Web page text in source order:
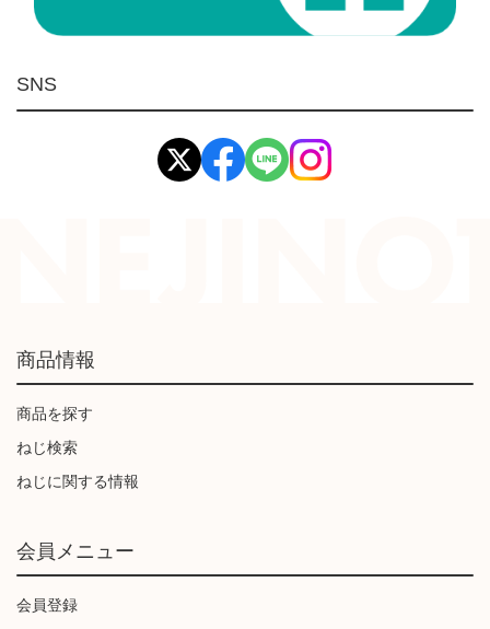
環境安全用品
イマオ製品(IMAO)
工業資材(栃木屋)
SNS
商品情報
商品を探す
ねじ検索
ねじに関する情報
会員メニュー
会員登録